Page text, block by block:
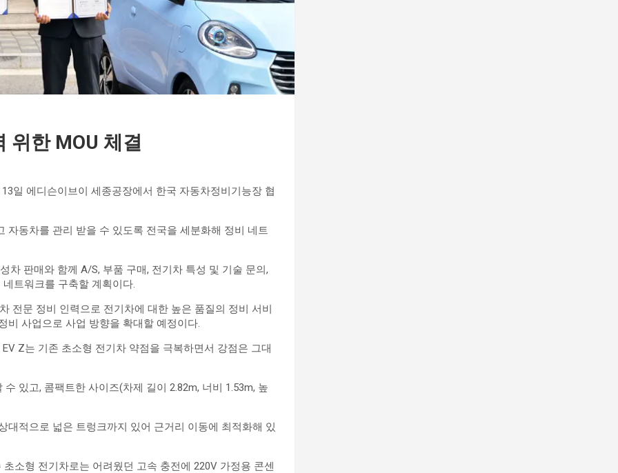
위한 MOU 체결
일 에디슨이브이 세종공장에서 한국 자동차정비기능장 협
동차를 관리 받을 수 있도록 전국을 세분화해 정비 네트
차 판매와 함께 A/S, 부품 구매, 전기차 특성 및 기술 문의,
트워크를 구축할 계획이다.
전문 정비 인력으로 전기차에 대한 높은 품질의 정비 서비
비 사업으로 사업 방향을 확대할 예정이다.
Z는 기존 초소형 전기차 약점을 극복하면서 강점은 그대
있고, 콤팩트한 사이즈(차제 길이 2.82m, 너비 1.53m, 높
적으로 넓은 트렁크까지 있어 근거리 이동에 최적화해 있
소형 전기차로는 어려웠던 고속 충전에 220V 가정용 콘센